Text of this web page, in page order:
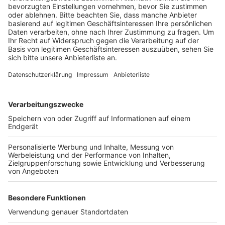
Anzeige
Am Schulzentrum ist zum vierten Mal der „Gras
Parcours“ zu Gast. Alle Achtklässler der drei
weiterführenden Schulen und erstmals auch die 7.
Aufklärung und Auseinandersetzung mit dem Thema
Cannabis. Die Schüler werden unter anderem Teil einer
Talkshow oder wagen sich mit einer
realitätsverzerrenden Rauschbrille auf eine
Hindernisstrecke.